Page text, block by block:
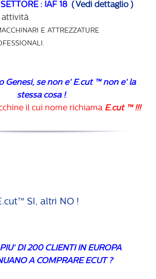
: IAF 18 ( Vedi dettaglio )
attività
E ATTREZZATURE
Genesi, se non e’ E.cut ™ non e’ la
stessa cosa !.
il cui nome richiama E.cut ™ !!!
SI, altri NO !
DI 200 CLIENTI IN EUROPA
A COMPRARE ECUT ?